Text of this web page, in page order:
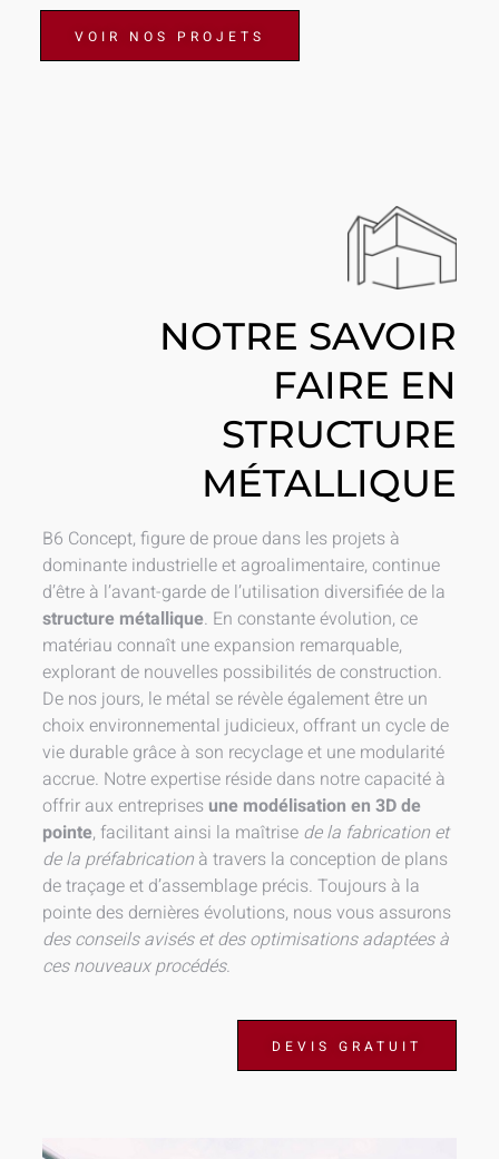
VOIR NOS PROJETS
NOTRE SAVOIR
FAIRE EN
STRUCTURE
MÉTALLIQUE
B6 Concept, figure de proue dans les projets à
dominante industrielle et agroalimentaire, continue
d’être à l’avant-garde de l’utilisation diversifiée de la
structure métallique. En constante évolution, ce
matériau connaît une expansion remarquable,
explorant de nouvelles possibilités de construction.
De nos jours, le métal se révèle également être un
choix environnemental judicieux, offrant un cycle de
vie durable grâce à son recyclage et une modularité
accrue. Notre expertise réside dans notre capacité à
offrir aux entreprises une modélisation en 3D de
pointe, facilitant ainsi la maîtrise de la fabrication et
de la préfabrication à travers la conception de plans
de traçage et d’assemblage précis. Toujours à la
pointe des dernières évolutions, nous vous assurons
des conseils avisés et des optimisations adaptées à
ces nouveaux procédés.
DEVIS GRATUIT